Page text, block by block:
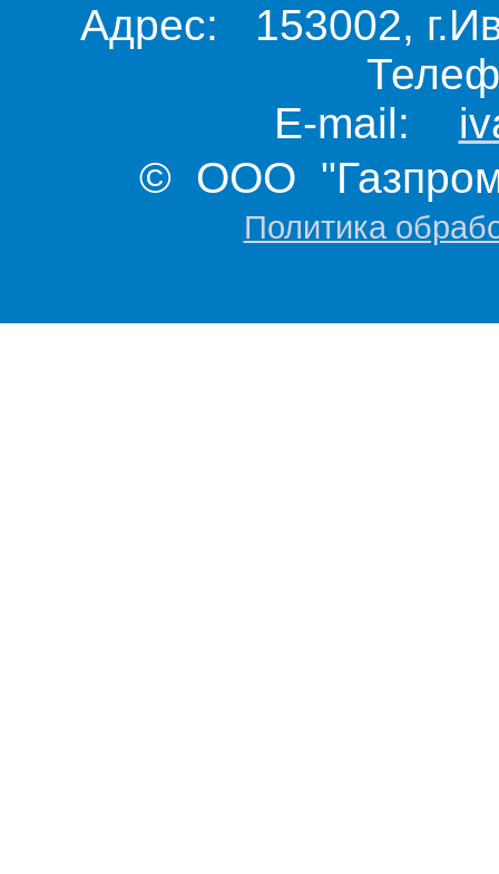
Адрес: 153002,
E-mail:
© ООО "Газпром
Политика